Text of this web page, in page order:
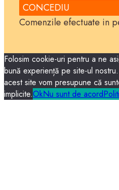
CONCEDIU
Comenzile efectuate in
Folosim cookie-uri pentru a ne
bună experiență pe site-ul
acest site vom presupune că
implicite.OkNu sunt de acord